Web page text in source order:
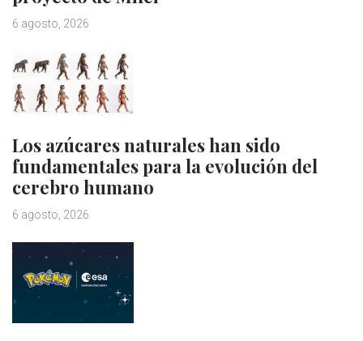
6 agosto, 2026
Los azúcares naturales han sido
fundamentales para la evolución del
cerebro humano
6 agosto, 2026